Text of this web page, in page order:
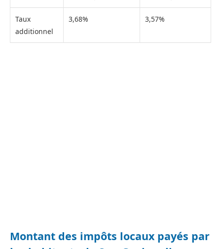
Taux
additionnel
3,68% 3,57%
Montant des impôts locaux payés par